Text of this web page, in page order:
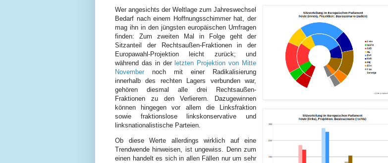
Wer angesichts der Weltlage zum Jahreswechsel
Bedarf nach einem Hoffnungsschimmer hat, der
mag ihn in den jüngsten europäischen Umfragen
finden: Zum zweiten Mal in Folge geht der
Sitzanteil der Rechtsaußen-Fraktionen in der
Europawahl-Projektion leicht zurück; und
während das in der letzten Projektion von Mitte
November noch mit einer Radikalisierung
innerhalb des rechten Lagers verbunden war,
gehören diesmal alle drei Rechtsaußen-
Fraktionen zu den Verlierern. Dazugewinnen
können hingegen vor allem die Linksfraktion
sowie fraktionslose linkskonservative und
linksnationalistische Parteien.
Ob diese Werte allerdings wirklich auf eine
Trendwende hinweisen, ist ungewiss. Denn zum
einen handelt es sich in allen Fällen nur um sehr